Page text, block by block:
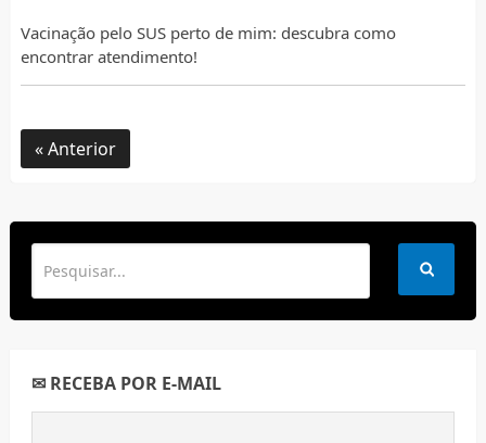
Vacinação pelo SUS perto de mim: descubra como
encontrar atendimento!
Anterior
✉ RECEBA POR E-MAIL